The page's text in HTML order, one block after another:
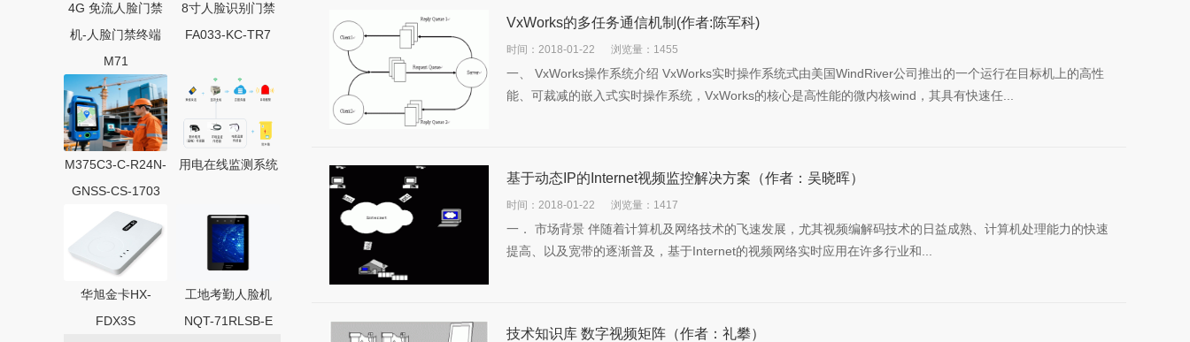
4G 免流人脸门禁
机-人脸门禁终端
M71
8寸人脸识别门禁
FA033-KC-TR7
M375C3-C-R24N-
GNSS-CS-1703
用电在线监测系统
华旭金卡HX-
FDX3S
工地考勤人脸机
NQT-71RLSB-E
VxWorks的多任务通信机制(作者:陈军科)
时间：2018-01-22 浏览量：1455
一、 VxWorks操作系统介绍 VxWorks实时操作系统式由美国WindRiver公司推出的一个运行在目标机上的高性
能、可裁减的嵌入式实时操作系统，VxWorks的核心是高性能的微内核wind，其具有快速任...
基于动态IP的Internet视频监控解决方案（作者：吴晓晖）
时间：2018-01-22 浏览量：1417
一． 市场背景 伴随着计算机及网络技术的飞速发展，尤其视频编解码技术的日益成熟、计算机处理能力的快速
提高、以及宽带的逐渐普及，基于Internet的视频网络实时应用在许多行业和...
技术知识库 数字视频矩阵（作者：礼攀）